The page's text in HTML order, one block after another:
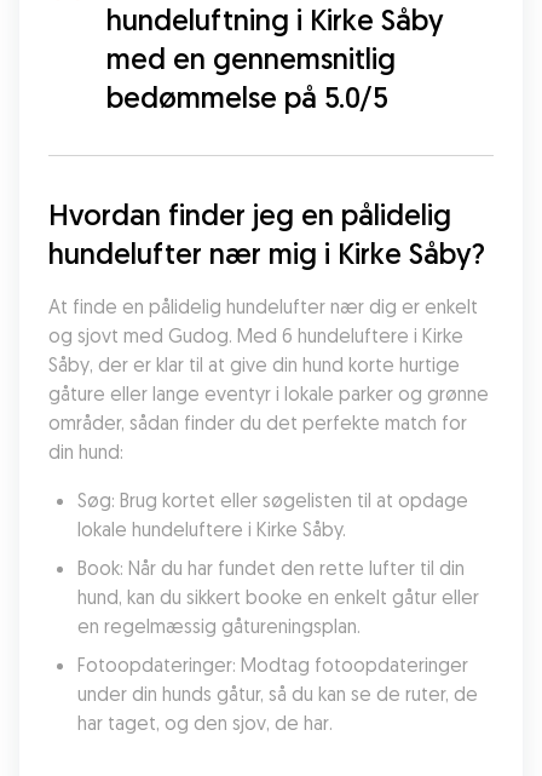
hundeluftning i Kirke Såby
med en gennemsnitlig
bedømmelse på 5.0/5
Hvordan finder jeg en pålidelig
hundelufter nær mig i Kirke Såby?
At finde en pålidelig hundelufter nær dig er enkelt
og sjovt med Gudog. Med 6 hundeluftere i Kirke
Såby, der er klar til at give din hund korte hurtige
gåture eller lange eventyr i lokale parker og grønne
områder, sådan finder du det perfekte match for
din hund:
Søg: Brug kortet eller søgelisten til at opdage
lokale hundeluftere i Kirke Såby.
Book: Når du har fundet den rette lufter til din
hund, kan du sikkert booke en enkelt gåtur eller
en regelmæssig gåtureningsplan.
Fotoopdateringer: Modtag fotoopdateringer
under din hunds gåtur, så du kan se de ruter, de
har taget, og den sjov, de har.